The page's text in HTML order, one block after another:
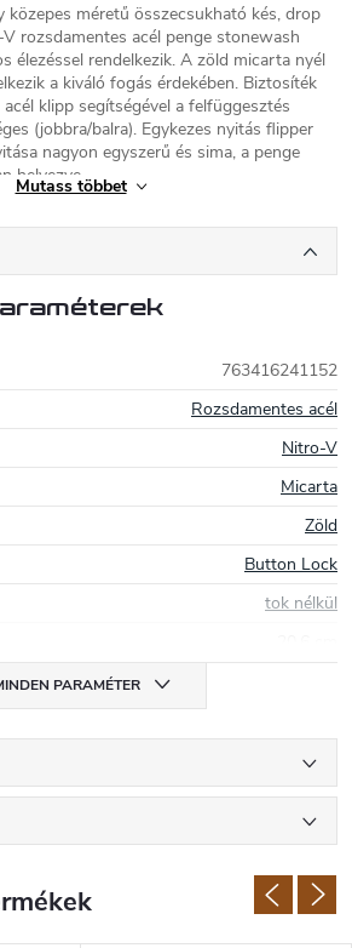
közepes méretű összecsukható kés, drop
rozsdamentes acél penge stonewash
élezéssel rendelkezik. A zöld micarta nyél
a kiváló fogás érdekében. Biztosíték
klipp segítségével a felfüggesztés
(jobbra/balra). Egykezes nyitás flipper
nagyon egyszerű és sima, a penge
helyezve.
a kínai gyártó WE
zárókések,
markolatanyagok (szénszál, micarta,
mint például CPM S35VN, 154CM, Nitro-V,
10Cr15CoMoV vagy 9Cr18MoV
a kések kompromisszumok nélkül magas
Mutass többet
763416241152
Rozsdamentes acél
Nitro-V
Micarta
Zöld
Button Lock
tok nélkül
PARAMÉTER